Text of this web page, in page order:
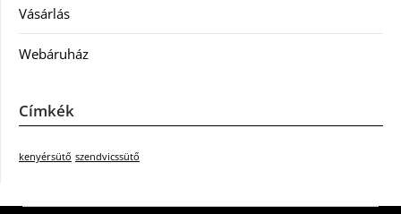
Vásárlás
Webáruház
Címkék
kenyérsütő szendvicssütő